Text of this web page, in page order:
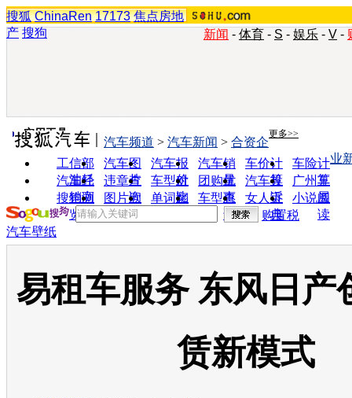
搜狐 ChinaRen 17173 焦点房地
产 搜狗 新闻 - 体育 - S - 娱乐 - V -
实用工具 更多>>
工信部
油耗
汽车图
片
汽车报
价
汽车销
量
车价计
算
车险计
算
汽车经
销商
违章查
询
车型对
比
团购优
惠
汽车投
诉
广州车
展
搜狗浏
览器
图片欣
赏
单词翻
车型查
询
女人宝
典
小说阅
读
汽车频道 > 汽车新闻 > 合资企
业
购置税
汽车壁纸
易租车服务 东风日产
赁新模式